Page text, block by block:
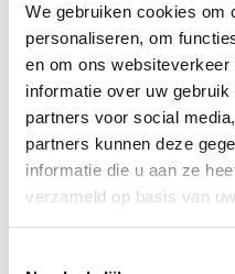
We gebruiken cookies om
personaliseren, om
en om ons
informatie over uw
partners voor social
partners kunnen deze
informatie die u aan ze
verzameld op basis van
Overzicht